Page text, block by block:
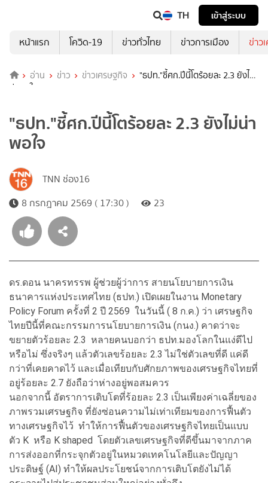
TH
เข้าสู่ระบบ
หน้าแรก
โควิด-19 ข่าวทั่วไทย ข่าวการเมือง ข่าว
อ่าน ข่าว ข่าวเศรษฐกิจ
"ธปท."ชี้ศก.ปีนี้โตร้อยละ 2.3 ยังไม่
น่าพอใจ
"ธปท."ชี้ศก.ปีนี้โตร้อยละ 2.3 ยังไม่น่า
พอใจ
TNN ช่อง16
8 กรกฎาคม 2569 ( 17:30 )
23
ดร.ดอน นาครทรรพ ผู้ช่วยผู้ว่าการ สายนโยบายการเงิน
ธนาคารแห่งประเทศไทย (ธปท.) เปิดเผยในงาน Monetary
Policy Forum ครั้งที่ 2 ปี 2569 ในวันนี้ ( 8 ก.ค.) ว่า เศรษฐกิจ
ไทยปีนี้ที่คณะกรรมการนโยบายการเงิน (กนง.) คาดว่าจะ
ขยายตัวร้อยละ 2.3 หลายคนบอกว่า ธปท.มองโลกในแง่ดีไป
หรือไม่ ซึ่งจริงๆ แล้วตัวเลขร้อยละ 2.3 ไม่ใช่ตัวเลขที่ดี แค่ดี
กว่าที่เคยคาดไว้ และเมื่อเทียบกับศักยภาพของเศรษฐกิจไทยที่
อยู่ร้อยละ 2.7 ยังถือว่าห่างอยู่พอสมควร
นอกจากนี้ อัตราการเติบโตที่ร้อยละ 2.3 เป็นเพียงค่าเฉลี่ยของ
ภาพรวมเศรษฐกิจ ที่ยังซ่อนความไม่เท่าเทียมของการฟื้นตัว
ทางเศรษฐกิจไว้ ทำให้การฟื้นตัวของเศรษฐกิจไทยเป็นแบบ
ตัว K หรือ K shaped โดยตัวเลขเศรษฐกิจที่ดีขึ้นมาจากภาค
การส่งออกที่กระจุกตัวอยู่ในหมวดเทคโนโลยีและปัญญา
ประดิษฐ์ (AI) ทำให้ผลประโยชน์จากการเติบโตยังไม่ได้